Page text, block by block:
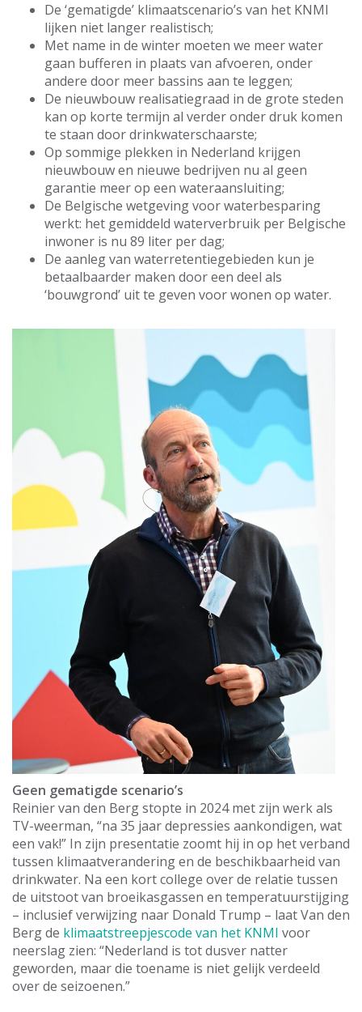
De ‘gematigde’ klimaatscenario’s van het KNMI
lijken niet langer realistisch;
Met name in de winter moeten we meer water
gaan bufferen in plaats van afvoeren, onder
andere door meer bassins aan te leggen;
De nieuwbouw realisatiegraad in de grote steden
kan op korte termijn al verder onder druk komen
te staan door drinkwaterschaarste;
Op sommige plekken in Nederland krijgen
nieuwbouw en nieuwe bedrijven nu al geen
garantie meer op een wateraansluiting;
De Belgische wetgeving voor waterbesparing
werkt: het gemiddeld waterverbruik per Belgische
inwoner is nu 89 liter per dag;
De aanleg van waterretentiegebieden kun je
betaalbaarder maken door een deel als
‘bouwgrond’ uit te geven voor wonen op water.
Geen gematigde scenario’s
Reinier van den Berg stopte in 2024 met zijn werk als
TV-weerman, “na 35 jaar depressies aankondigen, wat
een vak!” In zijn presentatie zoomt hij in op het verband
tussen klimaatverandering en de beschikbaarheid van
drinkwater. Na een kort college over de relatie tussen
de uitstoot van broeikasgassen en temperatuurstijging
– inclusief verwijzing naar Donald Trump – laat Van den
Berg de klimaatstreepjescode van het KNMI voor
neerslag zien: “Nederland is tot dusver natter
geworden, maar die toename is niet gelijk verdeeld
over de seizoenen.”